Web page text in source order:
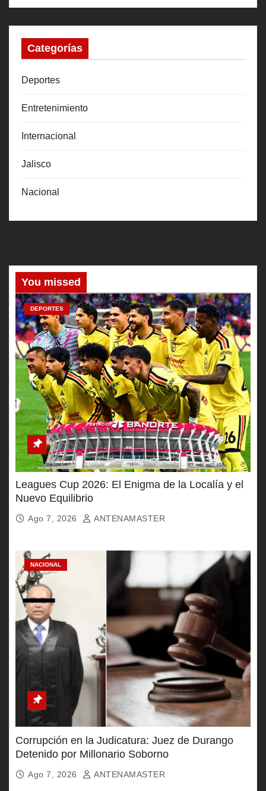
Categorías
Deportes
Entretenimiento
Internacional
Jalisco
Nacional
You missed
DEPORTES
Leagues Cup 2026: El Enigma de la Localía y el
Nuevo Equilibrio
Ago 7, 2026 ANTENAMASTER
NACIONAL
Corrupción en la Judicatura: Juez de Durango
Detenido por Millonario Soborno
Ago 7, 2026 ANTENAMASTER